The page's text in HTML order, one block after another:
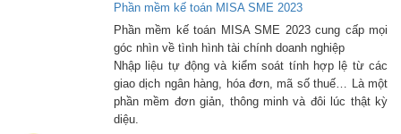
Phần mềm kế toán MISA SME 2023
Phần mềm kế toán MISA SME 2023 cung cấp mọi
góc nhìn về tình hình tài chính doanh nghiệp
Nhập liệu tự động và kiểm soát tính hợp lệ từ các
giao dịch ngân hàng, hóa đơn, mã số thuế… Là một
phần mềm đơn giản, thông minh và đôi lúc thật kỳ
diệu.